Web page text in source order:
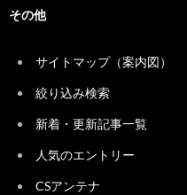
その他
サイトマップ（案内図）
絞り込み検索
新着・更新記事一覧
人気のエントリー
CSアンテナ